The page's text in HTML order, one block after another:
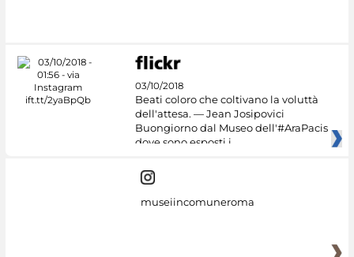
03/10/2018
Beati coloro che coltivano la voluttà
dell'attesa. — Jean Josipovici
Buongiorno dal Museo dell'#AraPacis
dove sono esposti i
museiincomuneroma